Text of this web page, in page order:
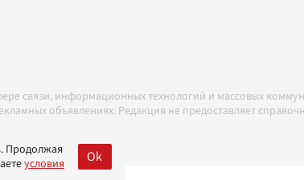
связи, информационных технологий и массовых
объявлениях. Редакция не предоставляет
Продолжая
условия Ok